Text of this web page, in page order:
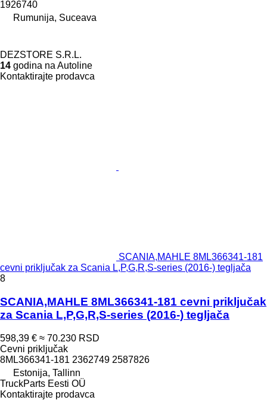
1926740
Rumunija, Suceava
DEZSTORE S.R.L.
14 godina na Autoline
Kontaktirajte prodavca
SCANIA,MAHLE 8ML366341-181
cevni priključak za Scania L,P,G,R,S-series (2016-) tegljača
8
SCANIA,MAHLE 8ML366341-181 cevni priključak
za Scania L,P,G,R,S-series (2016-) tegljača
598,39 € ≈ 70.230 RSD
Cevni priključak
8ML366341-181 2362749 2587826
Estonija, Tallinn
TruckParts Eesti OÜ
Kontaktirajte prodavca